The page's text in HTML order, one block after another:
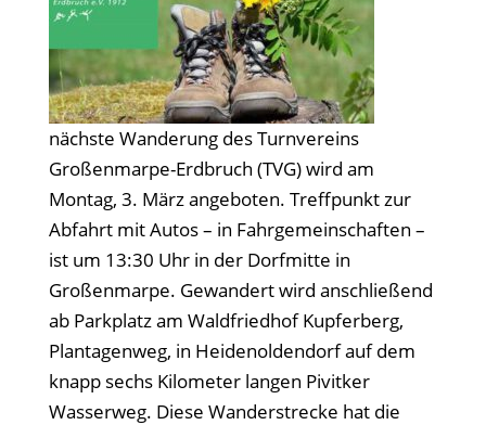
nächste Wanderung des Turnvereins
Großenmarpe-Erdbruch (TVG) wird am
Montag, 3. März angeboten. Treffpunkt zur
Abfahrt mit Autos – in Fahrgemeinschaften –
ist um 13:30 Uhr in der Dorfmitte in
Großenmarpe. Gewandert wird anschließend
ab Parkplatz am Waldfriedhof Kupferberg,
Plantagenweg, in Heidenoldendorf auf dem
knapp sechs Kilometer langen Pivitker
Wasserweg. Diese Wanderstrecke hat die